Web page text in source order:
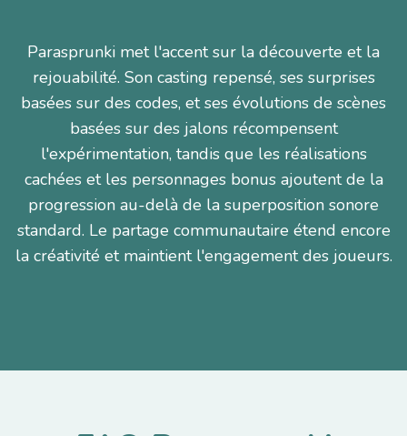
Parasprunki met l'accent sur la découverte et la
rejouabilité. Son casting repensé, ses surprises
basées sur des codes, et ses évolutions de scènes
basées sur des jalons récompensent
l'expérimentation, tandis que les réalisations
cachées et les personnages bonus ajoutent de la
progression au-delà de la superposition sonore
standard. Le partage communautaire étend encore
la créativité et maintient l'engagement des joueurs.